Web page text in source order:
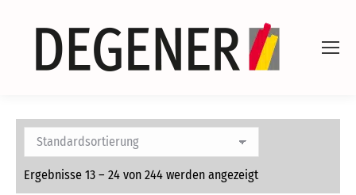
Ergebnisse 13 – 24 von 244 werden angezeigt